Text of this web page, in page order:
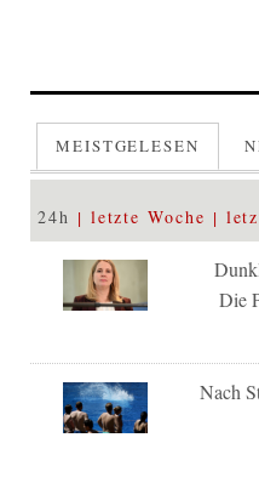
MEISTGELESEN
24h letzte Woche
Die
Nach